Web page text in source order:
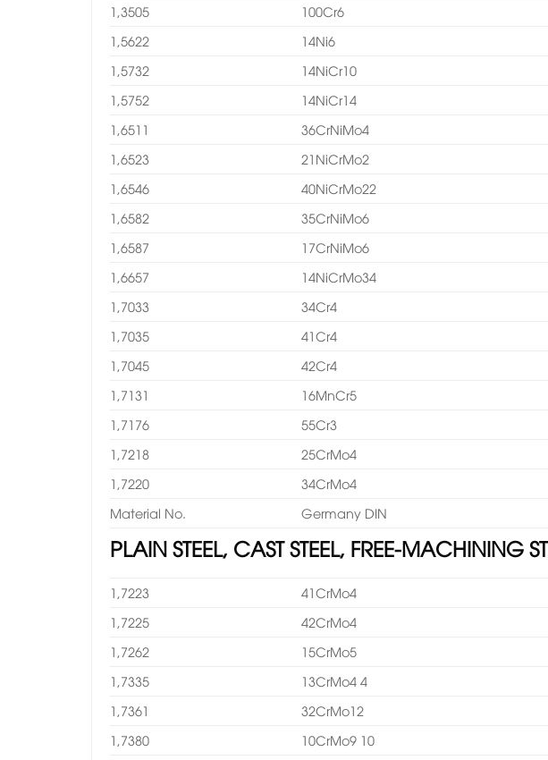
1,3505
100Cr6
1,5622
14Ni6
1,5732
14NiCr10
1,5752
14NiCr14
1,6511
36CrNiMo4
1,6523
21NiCrMo2
1,6546
40NiCrMo22
1,6582
35CrNiMo6
1,6587
17CrNiMo6
1,6657
14NiCrMo34
1,7033
34Cr4
1,7035
41Cr4
1,7045
42Cr4
1,7131
16MnCr5
1,7176
55Cr3
1,7218
25CrMo4
1,7220
34CrMo4
Material No.
Germany DIN
PLAIN STEEL, CAST STEEL, FREE-MACHINING
1,7223 41CrMo4
1,7225
42CrMo4
1,7262
15CrMo5
1,7335
13CrMo4 4
1,7361
32CrMo12
1,7380
10CrMo9 10